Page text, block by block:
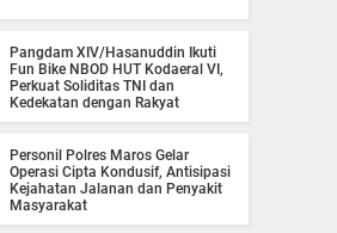
Pangdam XIV/Hasanuddin Ikuti
Fun Bike NBOD HUT Kodaeral VI,
Perkuat Soliditas TNI dan
Kedekatan dengan Rakyat
Personil Polres Maros Gelar
Operasi Cipta Kondusif, Antisipasi
Kejahatan Jalanan dan Penyakit
Masyarakat